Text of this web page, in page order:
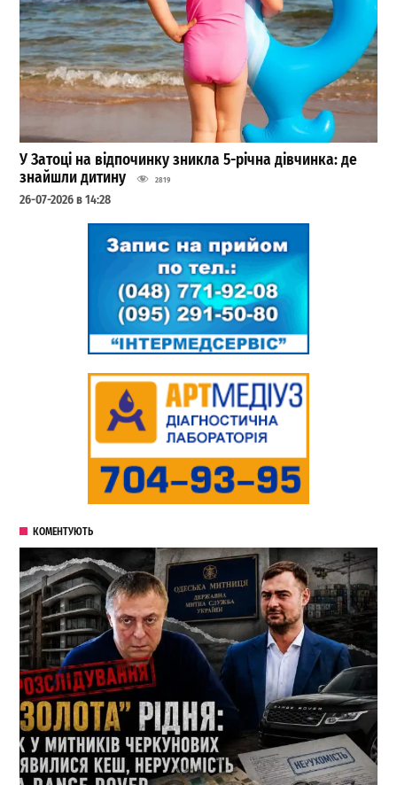
У Затоці на відпочинку зникла 5-річна дівчинка: де
знайшли дитину
2819
26-07-2026 в 14:28
КОМЕНТУЮТЬ